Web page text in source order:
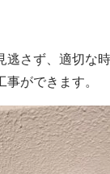
逃さず、適切な
ができます。